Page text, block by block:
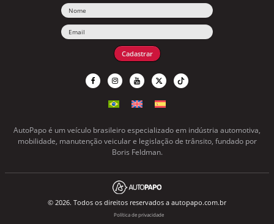
Cadastrar
AutoPapo é um veículo brasileiro especializado em indústria automotiva,
mobilidade, manutenção veicular e legislação de trânsito, fundado por
Boris Feldman.
© 2026. Todos os direitos reservados a autopapo.com.br
Política de privacidade